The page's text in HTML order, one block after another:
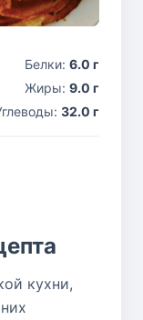
Белки: 6.0 г
Жиры: 9.0 г
32.0 г
кухни,